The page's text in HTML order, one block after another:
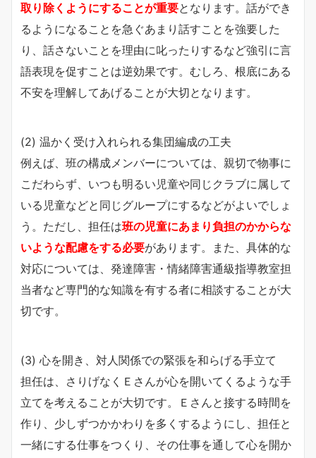
取り除くようにすることが重要となります。話ができ
るようになることを急ぐあまり話すことを強要した
り、話さないことを理由に叱ったりするなど強引に言
語表現を促すことは逆効果です。むしろ、根底にある
不安を理解してあげることが大切となります。
(2) 温かく受け入れられる集団編成の工夫
例えば、班の構成メンバーについては、親切で物事に
こだわらず、いつも明るい児童や同じクラブに属して
いる児童などと同じグループにするなどがよいでしょ
う。ただし、担任は班の児童にあまり負担のかからな
いような配慮をする必要があります。また、具体的な
対応については、発達障害・情緒障害通級指導教室担
当者など専門的な知識を有する者に相談することが大
切です。
(3) 心を開き、対人関係での緊張を和らげる手立て
担任は、さりげなくＥさんが心を開いてくるような手
立てを考えることが大切です。Ｅさんと接する時間を
作り、少しずつかかわりを多くするようにし、担任と
一緒にする仕事をつくり、その仕事を通して心を開か